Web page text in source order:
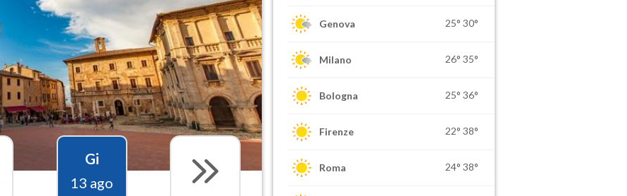
Gi
13 ago
Genova 25° 30°
Milano 26° 35°
Bologna 25° 36°
Firenze 22° 38°
Roma 24° 38°